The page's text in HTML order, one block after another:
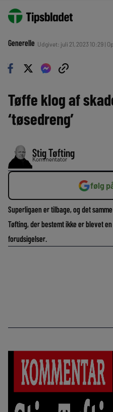
Generelle Udgivet: juli 21, 2023 10:29 |
Tøffe klog af
‘tøsedreng’
Stig Tøfting
Kommentator
følg
Superligaen er tilbage, og det
Tøfting, der bestemt ikke er blevet
forudsigelser.